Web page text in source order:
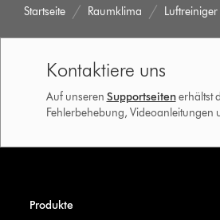
Startseite Raumklima Luftreiniger
Kontaktiere uns
Auf unseren Supportseiten erhältst
Fehlerbehebung, Videoanleitungen
Produkte